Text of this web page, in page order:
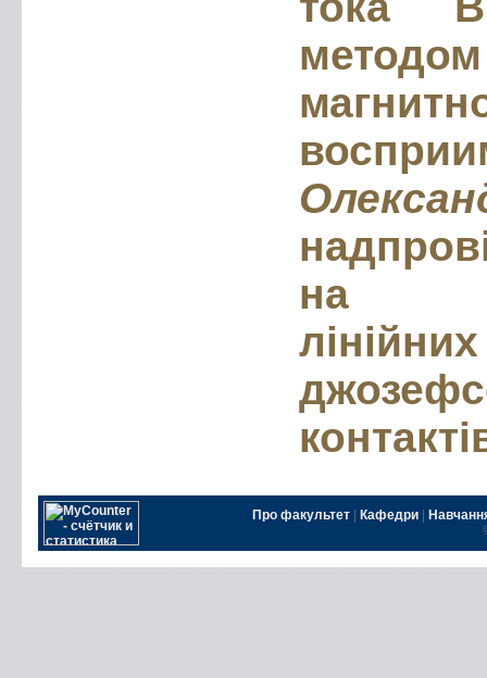
на
Про факультет | Кафедри|